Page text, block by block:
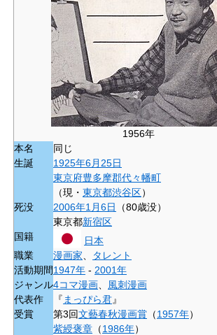
1956年
本名
同じ
生誕
1925年6月25日
東京府豊多摩郡代々幡町
（現・ 東京都渋谷区）
死没
2006年1月6日
（80歳没）
東京都新宿区
国籍
日本
職業
漫画家
タレント
活動期間1947年 - 2001年
ジャンル4コマ漫画
風刺漫画
代表作
『 まっぴら君』
受賞
第3回文藝春秋漫画賞 （1957年）
紫綬褒章 （1986年）